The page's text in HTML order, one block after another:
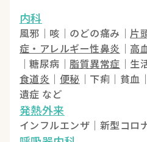
内科
風邪｜咳｜のどの痛み｜片
症・アレルギー性鼻炎 ｜ 高
｜糖尿病｜脂質異常症 ｜生
食道炎 ｜ 便秘 ｜下痢｜貧
遺症 など
発熱外来
インフルエンザ｜新型コロ